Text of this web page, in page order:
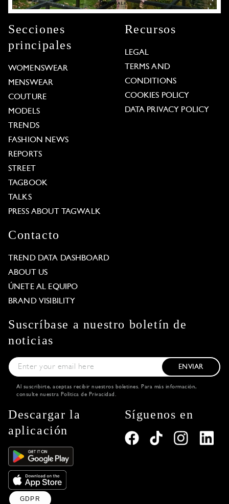
Secciones
principales
WOMENSWEAR
MENSWEAR
COUTURE
MODELS
TRENDS
FASHION NEWS
REPORTS
STREET
TAGBOOK
TALKS
PRESS ABOUT TAGWALK
Recursos
LEGAL
TERMS AND
CONDITIONS
COOKIES POLICY
DATA PRIVACY POLICY
Contacto
TREND DATA DASHBOARD
ABOUT US
ÚNETE AL EQUIPO
BRAND VISIBILITY
Suscríbase a nuestro boletín de
noticias
ENVIAR
Al suscribirte, aceptas recibir nuestros boletines. Para más información,
consulte nuestra Política de Privacidad .
Descargar la
aplicación
Síguenos en
GDPR